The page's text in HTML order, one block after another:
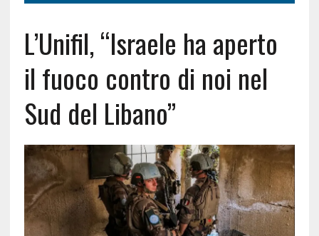
L’Unifil, “Israele ha aperto
il fuoco contro di noi nel
Sud del Libano”